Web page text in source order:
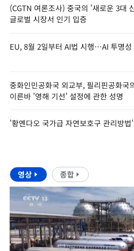
(CGTN 여론조사) 중국의 '새로운 3대
글로벌 시장서 인기 입증
EU, 8월 2일부터 AI법 시행…AI 투명성
중화인민공화국 외교부, 필리핀공화국
이른바 '영해 기선' 설정에 관한 성명
'황옌다오 국가급 자연보호구 관리방법
영상 종합